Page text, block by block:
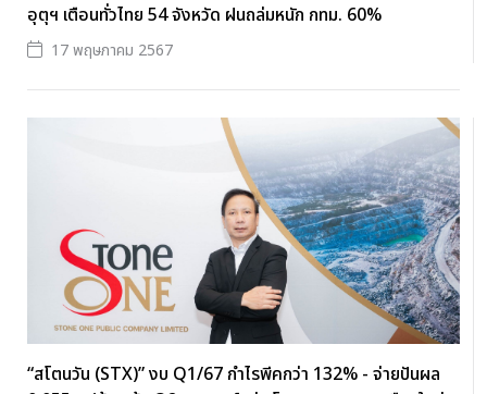
อุตุฯ เตือนทั่วไทย 54 จังหวัด ฝนถล่มหนัก กทม. 60%
17 พฤษภาคม 2567
“สโตนวัน (STX)” งบ Q1/67 กำไรพีคกว่า 132% - จ่ายปันผล